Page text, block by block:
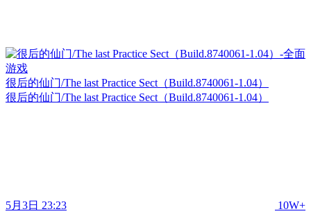
很后的仙门/The last Practice Sect（Build.8740061-1.04）
很后的仙门/The last Practice Sect（Build.8740061-1.04）
5月3日 23:23 10W+